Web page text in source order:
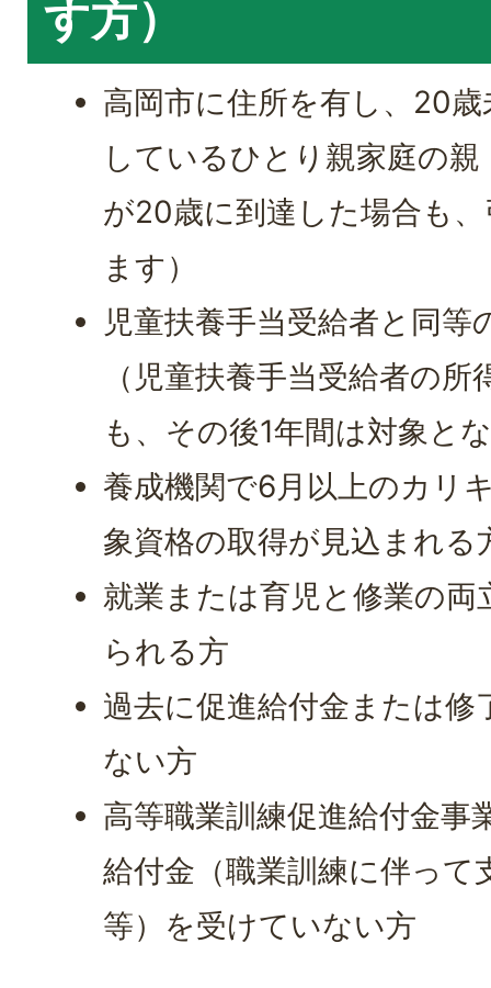
す方）
高岡市に住所を有し、20
しているひとり親家庭の
が20歳に到達した場合も
ます）
児童扶養手当受給者と同等
（児童扶養手当受給者の
も、その後1年間は対象と
養成機関で6月以上のカリ
象資格の取得が見込まれる
就業または育児と修業の
られる方
過去に促進給付金または修
ない方
高等職業訓練促進給付金事
給付金（職業訓練に伴って
等）を受けていない方